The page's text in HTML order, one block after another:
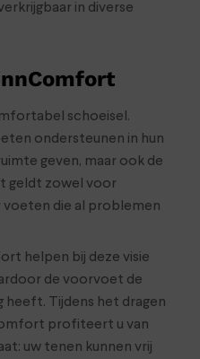
in diverse
schoeisel.
ondersteunen in hun
geven, maar ook de
geldt zowel voor
die al problemen
helpen bij deze visie
de voorvoet de
heeft. Tijdens het dragen
profiteert u van
uw tenen kunnen vrij